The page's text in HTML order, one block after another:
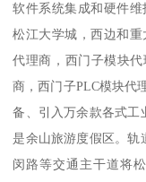
软件系统集成和硬件
松江大学城，西边和
代理商，西门子模块
商，西门子PLC模块代
备、引入万余款各式工
是余山旅游度假区。轨
闵路等交通主干道将